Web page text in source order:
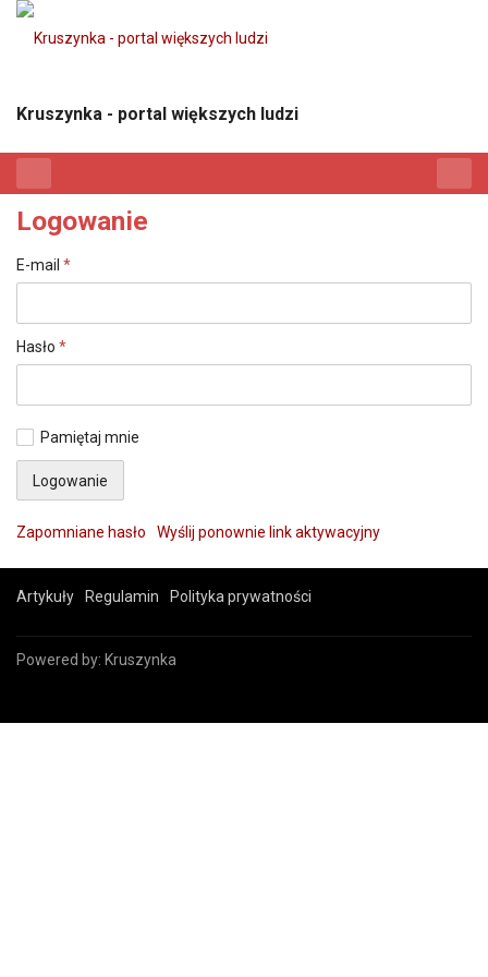
Kruszynka - portal większych ludzi
Logowanie
E-mail *
Hasło *
Pamiętaj mnie
Zapomniane hasło Wyślij ponownie link aktywacyjny
Artykuły Regulamin Polityka prywatności
Powered by: Kruszynka